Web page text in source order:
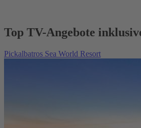
Top TV-Angebote
Pickalbatros Sea World Resort